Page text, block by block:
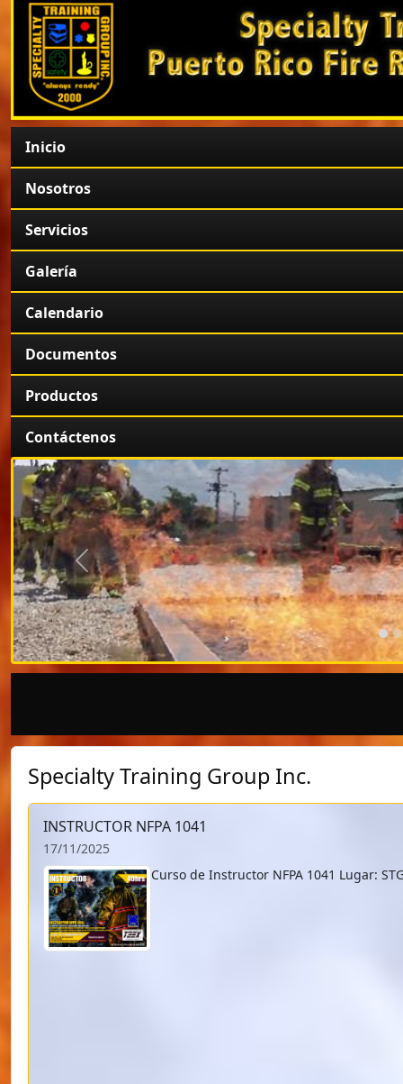
Inicio
Nosotros
Servicios
Galería
Calendario
Documentos
Productos
Contáctenos
Anterior
Specialty Training Group Inc.
INSTRUCTOR NFPA 1041
17/11/2025
Curso de Instructor NFPA 1041 Lugar: